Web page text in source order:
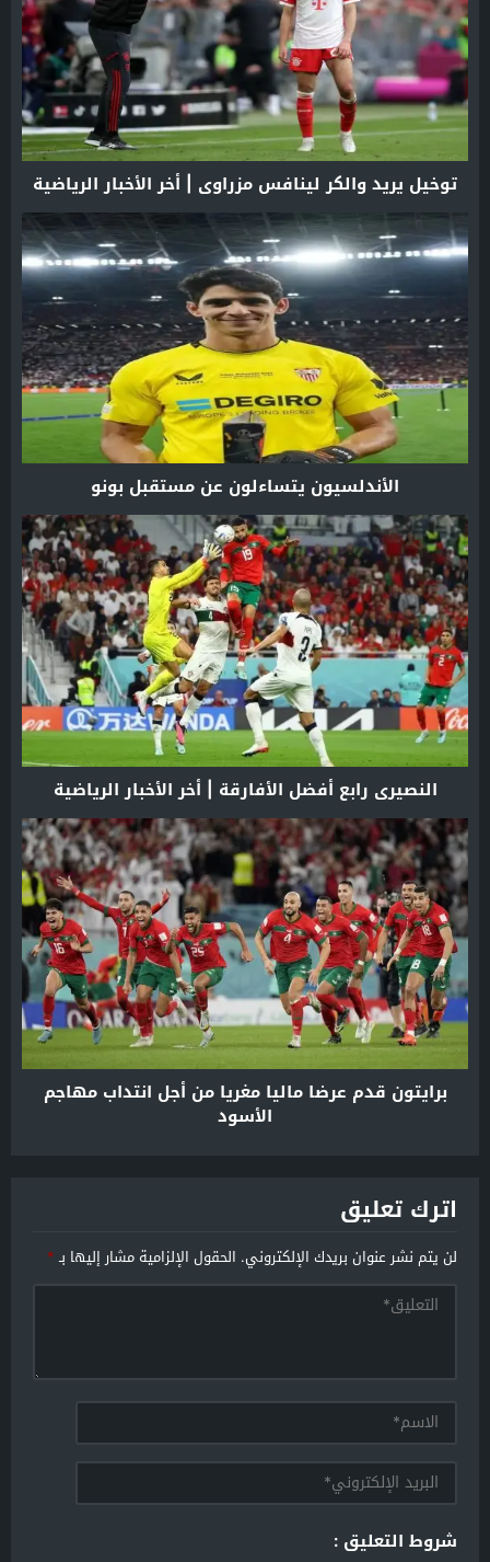
توخيل يريد والكر لينافس مزراوي | أخر الأخبار الرياضية
الأندلسيون يتساءلون عن مستقبل بونو
النصيري رابع أفضل الأفارقة | أخر الأخبار الرياضية
برايتون قدم عرضا ماليا مغريا من أجل انتداب مهاجم
الأسود
اترك تعليق
لن يتم نشر عنوان بريدك الإلكتروني. الحقول الإلزامية مشار إليها بـ*
شروط التعليق :